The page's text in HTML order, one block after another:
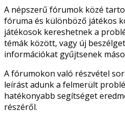
A népszerű fórumok közé
fóruma és különböző játékos
játékosok kereshetnek a
témák között, vagy új
információkat gyűjtsenek
A fórumokon való részvétel
leírást adunk a felmerült
hatékonyabb segítséget
részéről.